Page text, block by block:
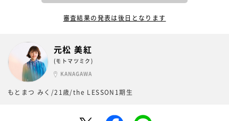
審査結果の発表は後日となります
元松 美紅
(モトマツミク)
KANAGAWA
もとまつ みく/21歳/the LESSON1期生